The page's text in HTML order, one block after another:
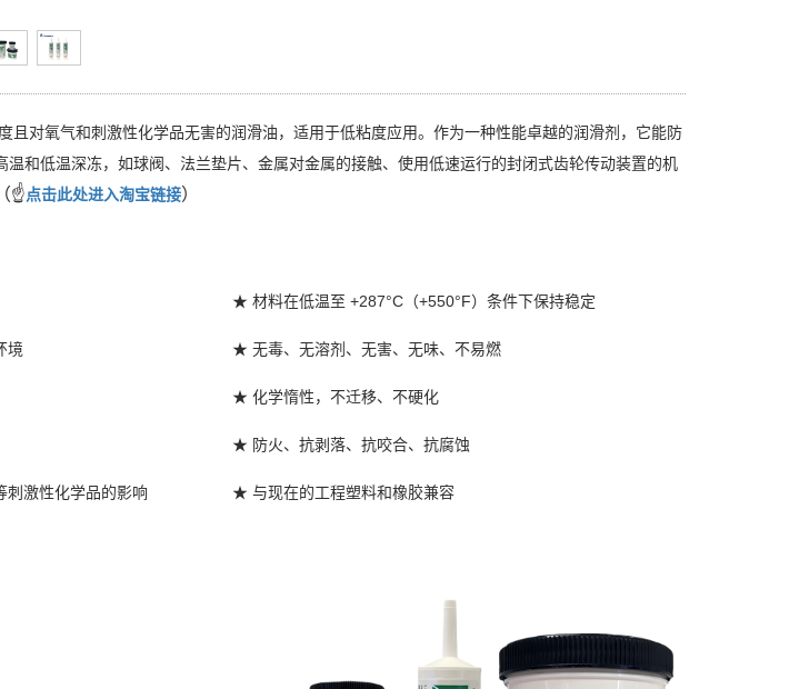
且对氧气和刺激性化学品无害的润滑油，适用于低粘度应用。作为一种性能卓越的润滑剂，它能防
温和低温深冻，如球阀、法兰垫片、金属对金属的接触、使用低速运行的封闭式齿轮传动装置的机
（☝点击此处进入淘宝链接）
★ 材料在低温至 +287°C（+550°F）条件下保持稳定
境 ★ 无毒、无溶剂、无害、无味、不易燃
★ 化学惰性，不迁移、不硬化
★ 防火、抗剥落、抗咬合、抗腐蚀
激性化学品的影响 ★ 与现在的工程塑料和橡胶兼容